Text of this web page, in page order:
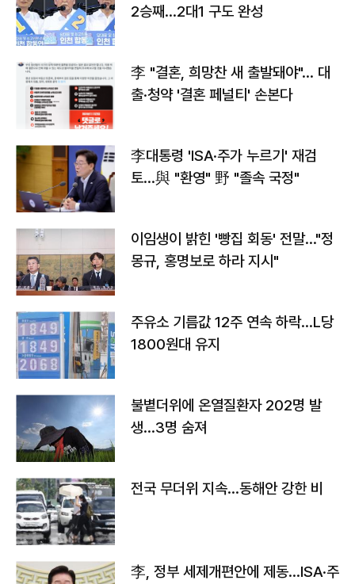
2승째…2대1 구도 완성
李 "결혼, 희망찬 새 출발돼야"… 대
출·청약 '결혼 페널티' 손본다
李대통령 'ISA·주가 누르기' 재검
토…與 "환영" 野 "졸속 국정"
이임생이 밝힌 '빵집 회동' 전말…"정
몽규, 홍명보로 하라 지시"
주유소 기름값 12주 연속 하락…L당
1800원대 유지
불볕더위에 온열질환자 202명 발
생…3명 숨져
전국 무더위 지속…동해안 강한 비
李, 정부 세제개편안에 제동…ISA·주